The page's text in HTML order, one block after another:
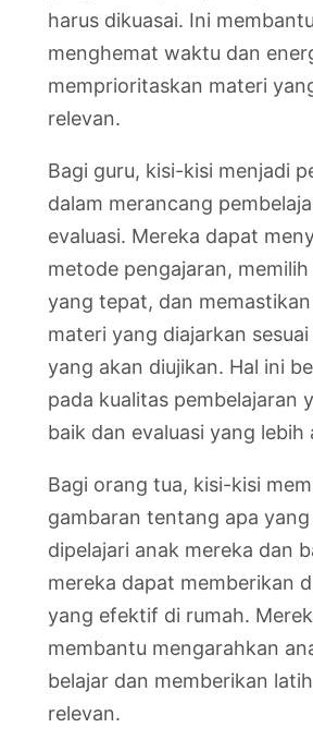
harus dikuasai. Ini
menghemat waktu dan
memprioritaskan materi
relevan.
Bagi guru, kisi-kisi menjadi
dalam merancang
evaluasi. Mereka dapat
metode pengajaran,
yang tepat, dan
materi yang diajarkan
yang akan diujikan. Hal ini
pada kualitas pembelajaran
baik dan evaluasi yang lebih
Bagi orang tua, kisi-kisi
gambaran tentang apa
dipelajari anak mereka dan
mereka dapat memberikan
yang efektif di rumah.
membantu mengarahkan
belajar dan memberikan
relevan.